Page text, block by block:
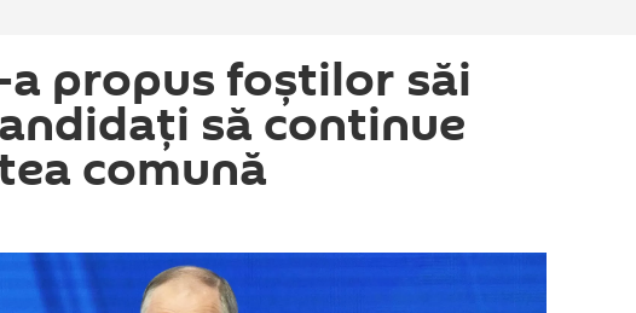
propus foștilor săi
să continue
comună